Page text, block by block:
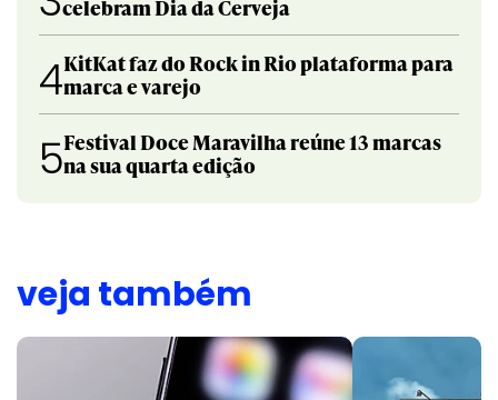
celebram Dia da Cerveja
4KitKat faz do Rock in Rio plataforma para
marca e varejo
5Festival Doce Maravilha reúne 13 marcas
na sua quarta edição
veja também